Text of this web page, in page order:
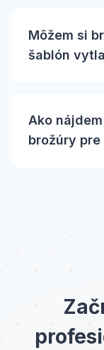
Môžem si
šablón
Ako
brožúry